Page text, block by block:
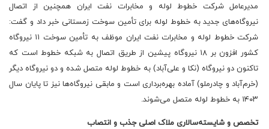
مدیرعامل شرکت خطوط لوله و مخابرات نفت ایران همچنین از اتصال
نیروگاه‌های جدید به خطوط لوله برای تأمین سوخت زمستانی خبر داد و گفت:
شرکت خطوط لوله و مخابرات نفت ایران موظف به تأمین سوخت ۱۱ نیروگاه
کشور افزون بر ۱۸ نیروگاه پیشین از طریق اتصال به شبکه خطوط است که
تاکنون دو نیروگاه (نکا و علی‌آباد) به خطوط لوله متصل شده و دو نیروگاه دیگر
(خرم‌آباد و چادرملو) آماده بهره‌برداری است و مابقی نیروگاه‌ها نیز تا پایان سال
۱۴۰۳ به خطوط لوله متصل می‌شوند.
تخصص و شایسته‌سالاری ملاک اصلی جذب و انتصاب‌